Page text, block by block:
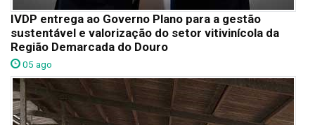
IVDP entrega ao Governo Plano para a gestão
sustentável e valorização do setor vitivinícola da
Região Demarcada do Douro
05 ago